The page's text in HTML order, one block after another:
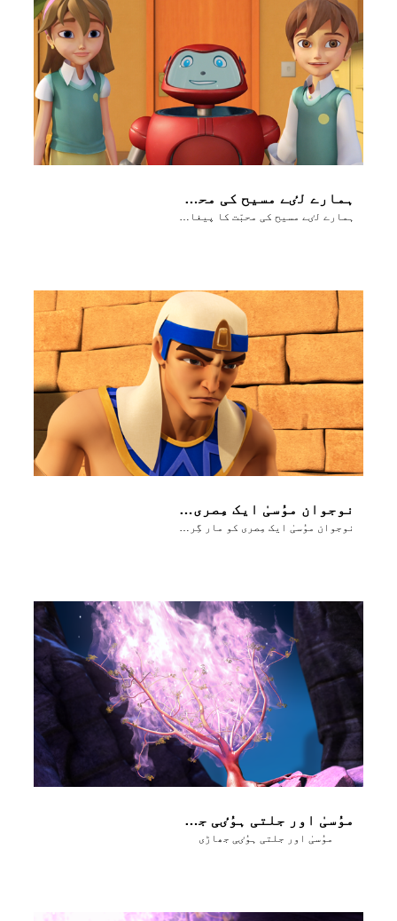
ہمارے لٸے مسیح کی محبّت کا پیغام ’’غُلامی سے رہاٸی‘‘ کے لٸے!
ہمارے لٸے مسیح کی محبّت کا پیغام ’’غُلامی سے رہاٸی‘‘ کے لٸے!
نوجوان موُسیٰ ایک مِصری کو مار گِراتا ہے
نوجوان موُسیٰ ایک مِصری کو مار گِراتا ہے
موُسیٰ اور جلتی ہوُٸی جھاڑی
موُسیٰ اور جلتی ہوُٸی جھاڑی